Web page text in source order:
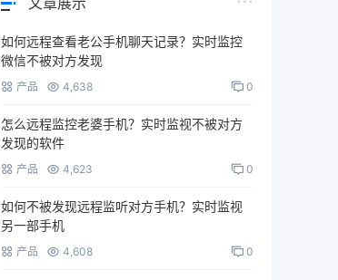
如何远程查看老公手机聊天记录？实时监控
微信不被对方发现
产品 4,638 0
怎么远程监控老婆手机？实时监视不被对方
发现的软件
产品 4,623 0
如何不被发现远程监听对方手机？实时监视
另一部手机
产品 4,608 0